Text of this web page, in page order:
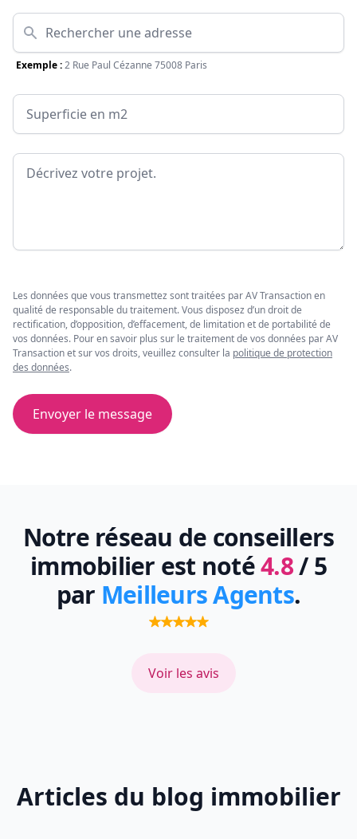
Adresse
Exemple :2 Rue Paul Cézanne 75008 Paris
Surface
Message
Les données que vous transmettez sont traitées par AV Transaction en
qualité de responsable du traitement. Vous disposez d’un droit de
rectification, d’opposition, d’effacement, de limitation et de portabilité de
vos données. Pour en savoir plus sur le traitement de vos données par AV
Transaction et sur vos droits, veuillez consulter la politique de protection
des données.
Envoyer le message
Notre réseau de conseillers
immobilier est noté4.8/ 5
par Meilleurs Agents.
Voir les avis
Articles du blog immobilier